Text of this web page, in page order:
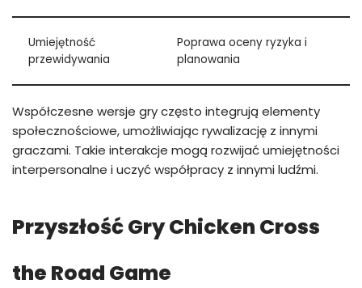
Umiejętność
przewidywania
Poprawa oceny ryzyka i
planowania
Współczesne wersje gry często integrują elementy
społecznościowe, umożliwiając rywalizację z innymi
graczami. Takie interakcje mogą rozwijać umiejętności
interpersonalne i uczyć współpracy z innymi ludźmi.
Przyszłość Gry Chicken Cross
the Road Game